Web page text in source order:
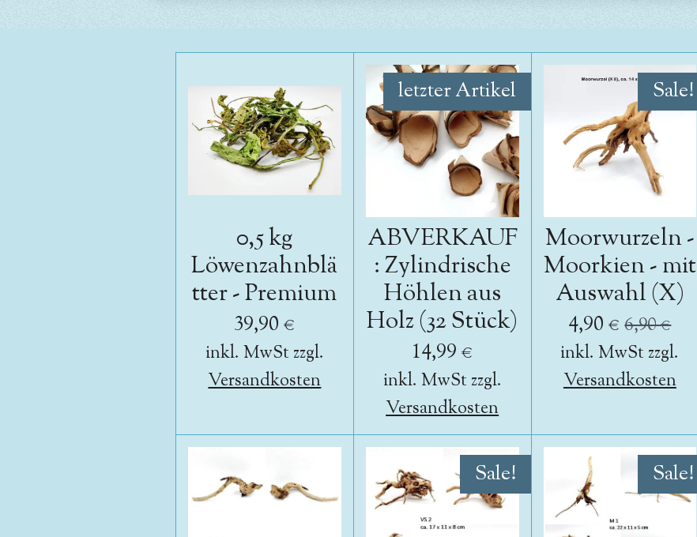
0,5 kg
Löwenzahnblä
tter - Premium
39,90 €
inkl. MwSt zzgl.
Versandkosten
letzter Artikel
ABVERKAUF
: Zylindrische
Höhlen aus
Holz (32 Stück)
14,99 €
inkl. MwSt zzgl.
Versandkosten
Sale!
Moorwurzeln -
Moorkien - mit
Auswahl (X)
4,90 € 6,90 €
inkl. MwSt zzgl.
Versandkosten
Sale! Sale!